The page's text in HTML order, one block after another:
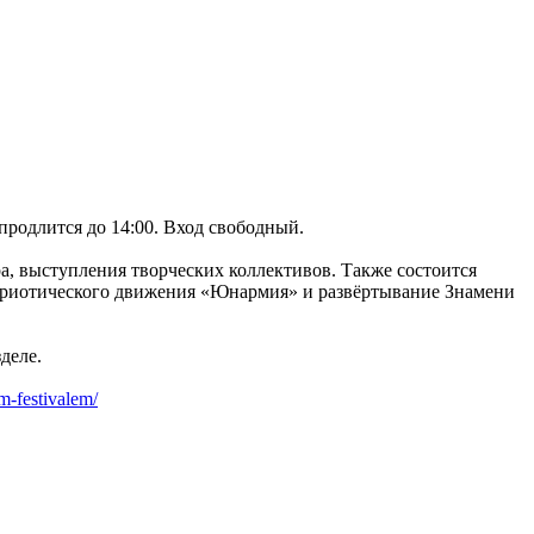
до 14:00. Вход свободный.
выступления творческих коллективов. Также состоится
движения «Юнармия» и развёртывание Знамени
festivalem/